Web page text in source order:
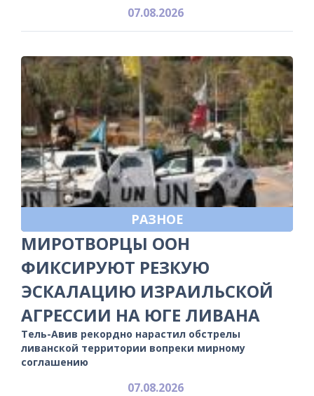
07.08.2026
РАЗНОЕ
МИРОТВОРЦЫ ООН
ФИКСИРУЮТ РЕЗКУЮ
ЭСКАЛАЦИЮ ИЗРАИЛЬСКОЙ
АГРЕССИИ НА ЮГЕ ЛИВАНА
Тель-Авив рекордно нарастил обстрелы
ливанской территории вопреки мирному
соглашению
07.08.2026